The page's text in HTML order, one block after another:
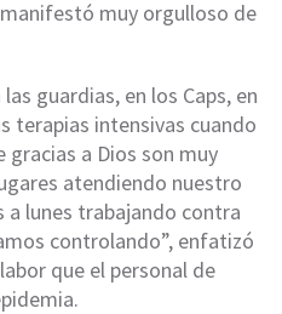
muy orgulloso de
guardias, en los Caps, en
terapias intensivas cuando
gracias a Dios son muy
atendiendo nuestro
a lunes trabajando contra
controlando”, enfatizó
que el personal de